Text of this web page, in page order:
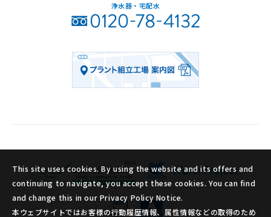
浄水器・宅配水
This site uses cookies. By using the website and its offers and
continuing to navigate, you accept these cookies. You can find
and change this in our Privacy Policy Notice.
本ウェブサイトではお客様の行動履歴情報、属性情報などの取得のため